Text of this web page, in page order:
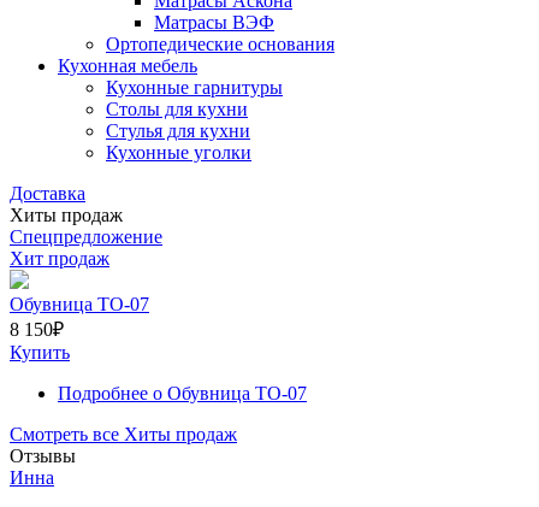
Матрасы ВЭФ
Ортопедические основания
Кухонная мебель
Кухонные гарнитуры
Столы для кухни
Стулья для кухни
Кухонные уголки
Доставка
Хиты продаж
Спецпредложение
Хит продаж
Обувница ТО-07
8 150₽
Купить
Подробнее о Обувница ТО-07
Смотреть все Хиты продаж
Отзывы
Инна